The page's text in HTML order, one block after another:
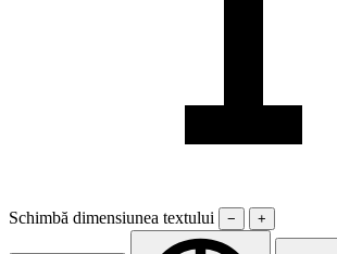
Schimbă dimensiunea textului − +